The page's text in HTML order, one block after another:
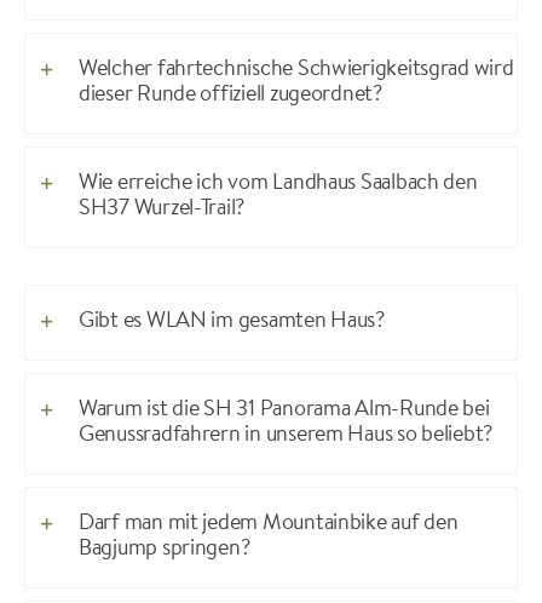
Welcher fahrtechnische Schwierigkeitsgrad wird
dieser Runde offiziell zugeordnet?
Wie erreiche ich vom Landhaus Saalbach den
SH37 Wurzel-Trail?
Gibt es WLAN im gesamten Haus?
Warum ist die SH 31 Panorama Alm-Runde bei
Genussradfahrern in unserem Haus so beliebt?
Darf man mit jedem Mountainbike auf den
Bagjump springen?